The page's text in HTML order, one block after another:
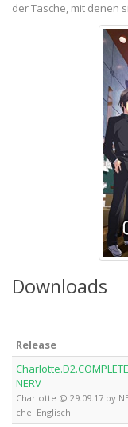
der Tasche, mit denen
Downloads
Release
NERV
Charlotte @ 29.09.17 by
che: Englisch